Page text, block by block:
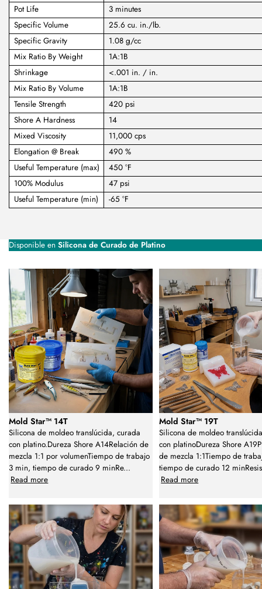
Pot Life
3 minutes
Specific Volume
25.6 cu. in./lb.
Specific Gravity
1.08 g/cc
Mix Ratio By Weight
1A:1B
Shrinkage
<.001 in. / in.
Mix Ratio By Volume
1A:1B
Tensile Strength
420 psi
Shore A Hardness
14
Mixed Viscosity
11,000 cps
Elongation @ Break
490 %
Useful Temperature (max)
450 °F
100% Modulus
47 psi
Useful Temperature (min)
-65 °F
Disponible en Silicona de Curado de Platino
Mold Star™ 14T
Silicona de moldeo translúcida, curada
con platino.Dureza Shore A14Relación de
mezcla 1:1 por volumenTiempo de trabajo
3 min, tiempo de curado 9 minRe...
Read more
Mold Star™ 19T
Silicona de moldeo
con platinoDureza Shore
de mezcla 1:1Tiempo de
tiempo de curado 12
Read more